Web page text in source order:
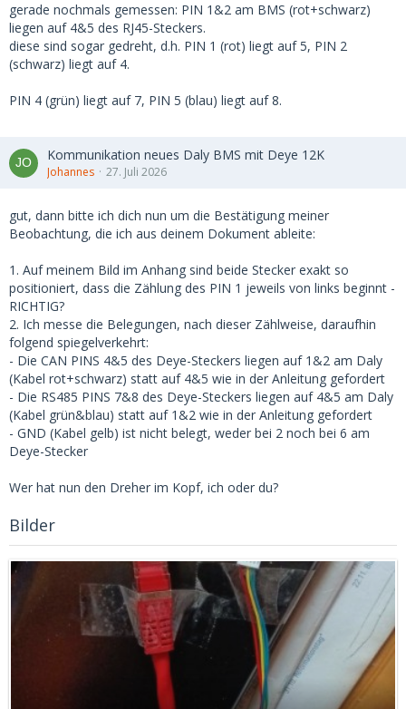
gerade nochmals gemessen: PIN 1&2 am BMS (rot+schwarz)
liegen auf 4&5 des RJ45-Steckers.
diese sind sogar gedreht, d.h. PIN 1 (rot) liegt auf 5, PIN 2
(schwarz) liegt auf 4.
PIN 4 (grün) liegt auf 7, PIN 5 (blau) liegt auf 8.
Kommunikation neues Daly BMS mit Deye 12K
Johannes 27. Juli 2026
gut, dann bitte ich dich nun um die Bestätigung meiner
Beobachtung, die ich aus deinem Dokument ableite:
1. Auf meinem Bild im Anhang sind beide Stecker exakt so
positioniert, dass die Zählung des PIN 1 jeweils von links beginnt -
RICHTIG?
2. Ich messe die Belegungen, nach dieser Zählweise, daraufhin
folgend spiegelverkehrt:
- Die CAN PINS 4&5 des Deye-Steckers liegen auf 1&2 am Daly
(Kabel rot+schwarz) statt auf 4&5 wie in der Anleitung gefordert
- Die RS485 PINS 7&8 des Deye-Steckers liegen auf 4&5 am Daly
(Kabel grün&blau) statt auf 1&2 wie in der Anleitung gefordert
- GND (Kabel gelb) ist nicht belegt, weder bei 2 noch bei 6 am
Deye-Stecker
Wer hat nun den Dreher im Kopf, ich oder du?
Bilder